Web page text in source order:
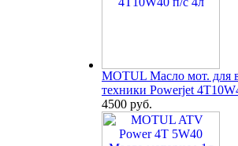
MOTUL Масло мот. для
техники Powerjet
4500 руб.